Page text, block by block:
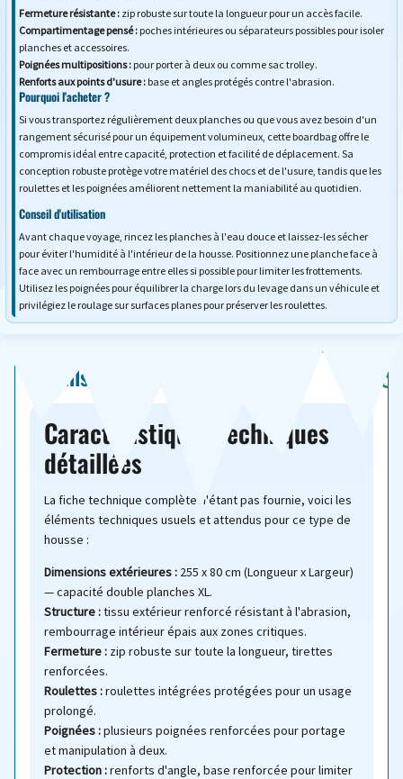
Fermeture résistante : zip robuste sur toute la longueur pour un accès facile.
Compartimentage pensé : poches intérieures ou séparateurs possibles pour isoler
planches et accessoires.
Poignées multipositions : pour porter à deux ou comme sac trolley.
Renforts aux points d'usure : base et angles protégés contre l'abrasion.
Pourquoi l'acheter ?
Si vous transportez régulièrement deux planches ou que vous avez besoin d'un
rangement sécurisé pour un équipement volumineux, cette boardbag offre le
compromis idéal entre capacité, protection et facilité de déplacement. Sa
conception robuste protège votre matériel des chocs et de l'usure, tandis que les
roulettes et les poignées améliorent nettement la maniabilité au quotidien.
Conseil d'utilisation
Avant chaque voyage, rincez les planches à l'eau douce et laissez-les sécher
pour éviter l'humidité à l'intérieur de la housse. Positionnez une planche face à
face avec un rembourrage entre elles si possible pour limiter les frottements.
Utilisez les poignées pour équilibrer la charge lors du levage dans un véhicule et
privilégiez le roulage sur surfaces planes pour préserver les roulettes.
Détails techniques
Caractéristiques techniques
détaillées
La fiche technique complète n'étant pas fournie, voici les
éléments techniques usuels et attendus pour ce type de
housse :
Dimensions extérieures : 255 x 80 cm (Longueur x Largeur)
— capacité double planches XL.
Structure :tissu extérieur renforcé résistant à l'abrasion,
rembourrage intérieur épais aux zones critiques.
Fermeture : zip robuste sur toute la longueur, tirettes
renforcées.
Roulettes :roulettes intégrées protégées pour un usage
prolongé.
Poignées :plusieurs poignées renforcées pour portage
et manipulation à deux.
Protection :renforts d'angle, base renforcée pour limiter